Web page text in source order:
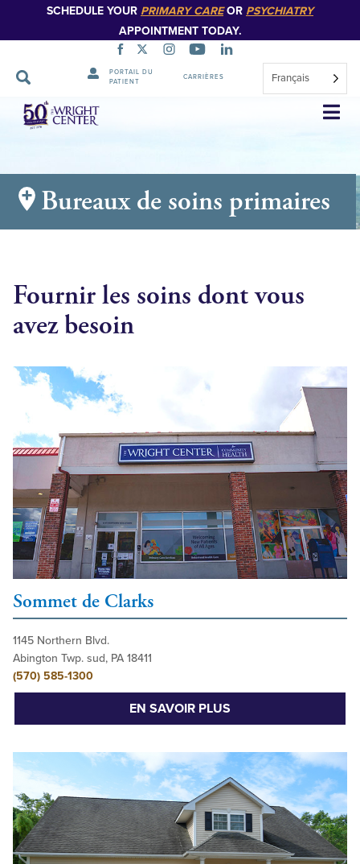
SCHEDULE YOUR PRIMARY CAREOR PSYCHIATRY
APPOINTMENT TODAY.
PORTAIL DU
PATIENT
CARRIÈRES Français
Sauter
la
Bureaux de soins primaires
Fournir les soins dont vous
avez besoin
Sommet de Clarks
1145 Northern Blvd.
Abington Twp. sud, PA 18411
(570) 585-1300
EN SAVOIR PLUS